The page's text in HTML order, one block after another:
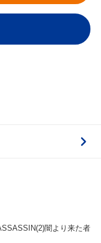
闇より来た者